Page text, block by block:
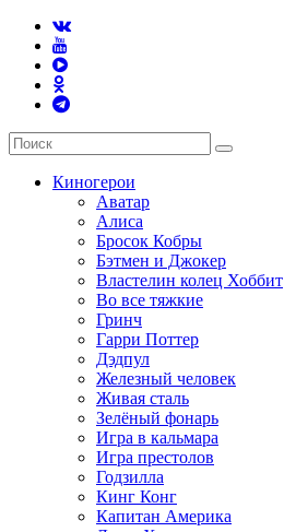
Киногерои
Аватар
Алиса
Бросок Кобры
Бэтмен и Джокер
Властелин колец Хоббит
Во все тяжкие
Гринч
Гарри Поттер
Дэдпул
Железный человек
Живая сталь
Зелёный фонарь
Игра в кальмара
Игра престолов
Годзилла
Кинг Конг
Капитан Америка